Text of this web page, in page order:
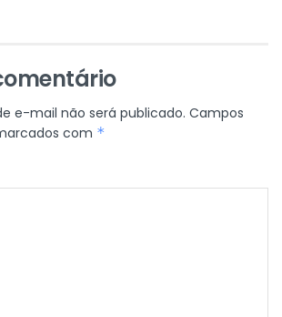
e-mail não será publicado. Campos
com *